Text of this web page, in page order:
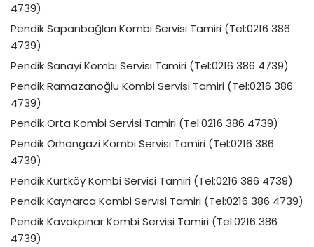
4739)
Pendik Sapanbağları Kombi Servisi Tamiri (Tel:0216 386
4739)
Pendik Sanayi Kombi Servisi Tamiri (Tel:0216 386 4739)
Pendik Ramazanoğlu Kombi Servisi Tamiri (Tel:0216 386
4739)
Pendik Orta Kombi Servisi Tamiri (Tel:0216 386 4739)
Pendik Orhangazi Kombi Servisi Tamiri (Tel:0216 386
4739)
Pendik Kurtköy Kombi Servisi Tamiri (Tel:0216 386 4739)
Pendik Kaynarca Kombi Servisi Tamiri (Tel:0216 386 4739)
Pendik Kavakpınar Kombi Servisi Tamiri (Tel:0216 386
4739)